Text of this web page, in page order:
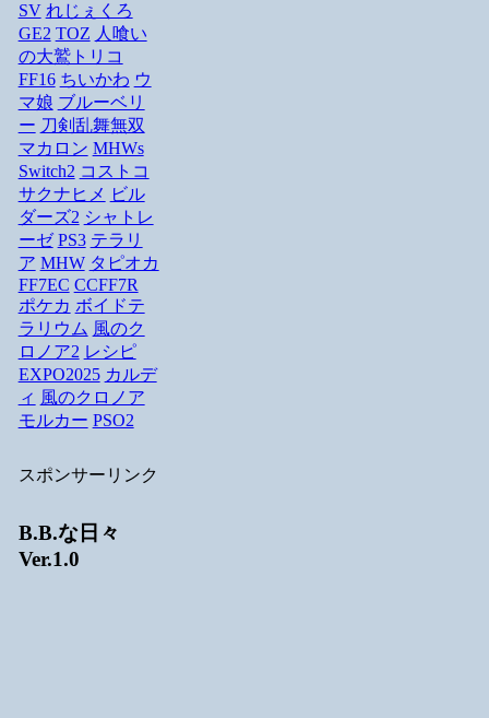
SV れじぇくろ
GE2 TOZ 人喰い
の大鷲トリコ
FF16 ちいかわ ウ
マ娘 ブルーベリ
ー 刀剣乱舞無双
マカロン MHWs
Switch2 コストコ
サクナヒメ ビル
ダーズ2 シャトレ
ーゼ PS3 テラリ
ア MHW タピオカ
FF7EC CCFF7R
ポケカ ボイドテ
ラリウム 風のク
ロノア2 レシピ
EXPO2025 カルデ
ィ 風のクロノア
モルカー PSO2
スポンサーリンク
B.B.な日々
Ver.1.0